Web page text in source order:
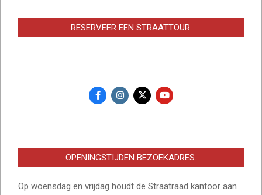
RESERVEER EEN STRAATTOUR.
OPENINGSTIJDEN BEZOEKADRES.
Op woensdag en vrijdag houdt de Straatraad kantoor aan